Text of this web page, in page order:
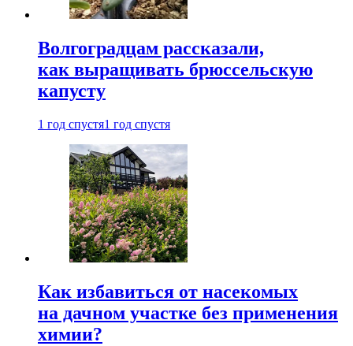
Волгоградцам рассказали,
как выращивать брюссельскую
капусту
1 год спустя1 год спустя
Как избавиться от насекомых
на дачном участке без применения
химии?